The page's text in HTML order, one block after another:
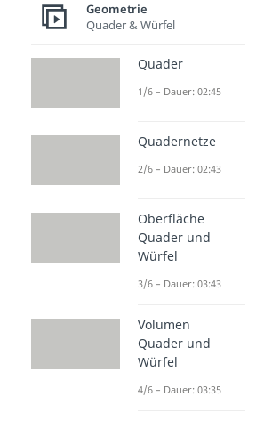
Geometrie
Quader & Würfel
Quader
1/6 – Dauer: 02:45
Quadernetze
2/6 – Dauer: 02:43
Oberfläche
Quader und
Würfel
3/6 – Dauer: 03:43
Volumen
Quader und
Würfel
4/6 – Dauer: 03:35